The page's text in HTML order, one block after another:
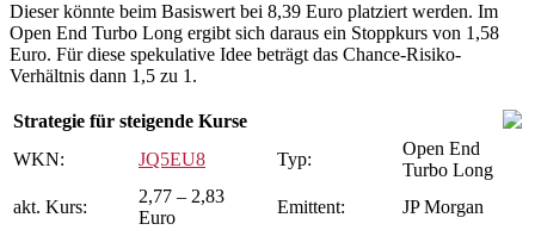
Dieser könnte beim Basiswert bei 8,39 Euro platziert werden. Im
Open End Turbo Long ergibt sich daraus ein Stoppkurs von 1,58
Euro. Für diese spekulative Idee beträgt das Chance-Risiko-
Verhältnis dann 1,5 zu 1.
Strategie für steigende Kurse
WKN:
JQ5EU8 Typ:
Open End
Turbo Long
akt. Kurs:
2,77 – 2,83
Euro
Emittent: JP Morgan